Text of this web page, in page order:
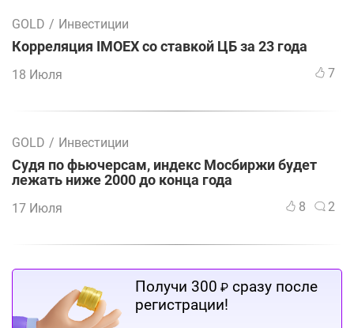
GOLD / Инвестиции
Корреляция IMOEX со ставкой ЦБ за 23 года
18 Июля 7
GOLD / Инвестиции
Судя по фьючерсам, индекс Мосбиржи будет
лежать ниже 2000 до конца года
17 Июля 8 2
Получи 300 ₽ сразу после
регистрации!